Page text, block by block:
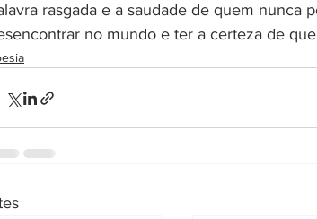
rasgada e a saudade de quem nunca
no mundo e ter a certeza de